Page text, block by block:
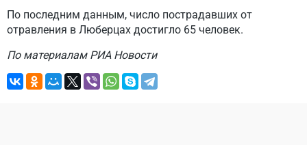
По последним данным, число пострадавших от
отравления в Люберцах достигло 65 человек.
По материалам РИА Новости